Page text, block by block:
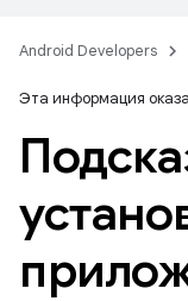
Android Developers
Эта информация